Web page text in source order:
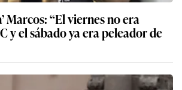
Marcos: “El viernes no era
y el sábado ya era peleador de